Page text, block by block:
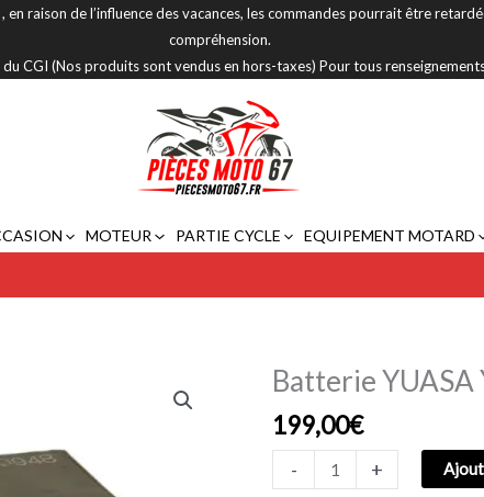
raison de l’influence des vacances, les commandes pourrait être
compréhension.
CGI (Nos produits sont vendus en hors-taxes) Pour tous
MOTEUR PARTIE CYCLE EQUIPEMENT MOTARD
Batterie YUASA
199,00€
-
quantité
Batterie
YUASA
+